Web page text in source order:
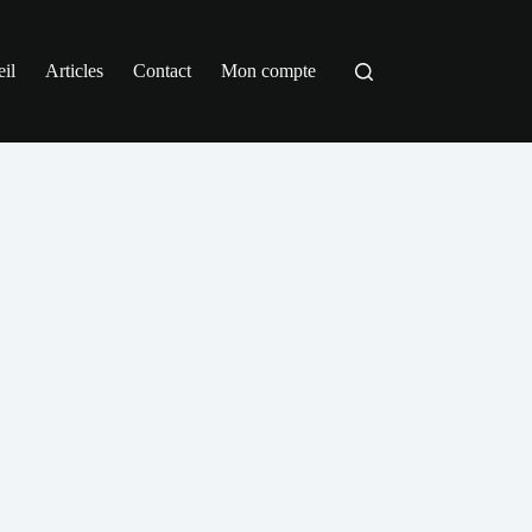
Articles Contact Mon compte